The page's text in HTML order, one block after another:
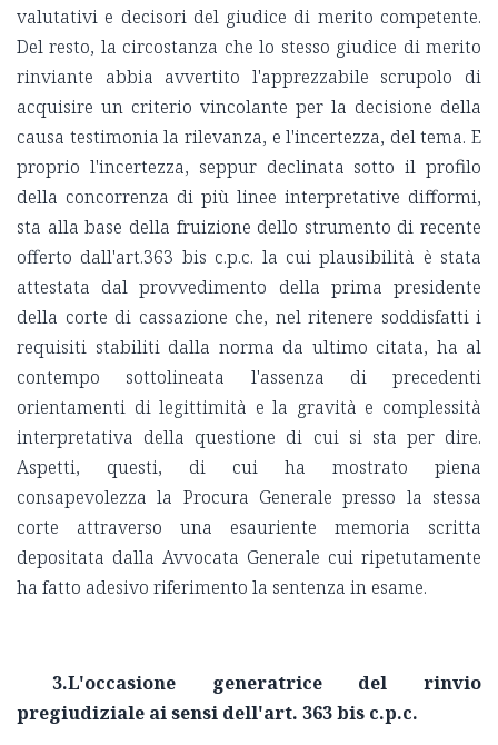
valutativi e decisori del giudice di merito competente.
Del resto, la circostanza che lo stesso giudice di merito
rinviante abbia avvertito l'apprezzabile scrupolo di
acquisire un criterio vincolante per la decisione della
causa testimonia la rilevanza, e l'incertezza, del tema. E
proprio l'incertezza, seppur declinata sotto il profilo
della concorrenza di più linee interpretative difformi,
sta alla base della fruizione dello strumento di recente
offerto dall'art.363 bis c.p.c. la cui plausibilità è stata
attestata dal provvedimento della prima presidente
della corte di cassazione che, nel ritenere soddisfatti i
requisiti stabiliti dalla norma da ultimo citata, ha al
contempo sottolineata l'assenza di precedenti
orientamenti di legittimità e la gravità e complessità
interpretativa della questione di cui si sta per dire.
Aspetti, questi, di cui ha mostrato piena
consapevolezza la Procura Generale presso la stessa
corte attraverso una esauriente memoria scritta
depositata dalla Avvocata Generale cui ripetutamente
ha fatto adesivo riferimento la sentenza in esame.
3.L'occasione generatrice del rinvio
pregiudiziale ai sensi dell'art. 363 bis c.p.c.